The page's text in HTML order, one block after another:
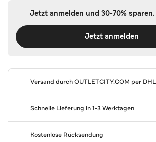
Jetzt anmelden und 30-70% sparen.
Jetzt anmelden
Versand durchOUTLETCITY.COM per DHL
Schnelle Lieferung in 1-3 Werktagen
Kostenlose Rücksendung